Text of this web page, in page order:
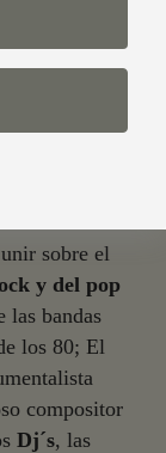
con un
de
ser el
el
sobre el
y del pop
las bandas
los 80; El
compositor
Dj´s, las